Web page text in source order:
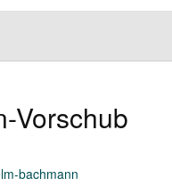
Vorschub
bachmann